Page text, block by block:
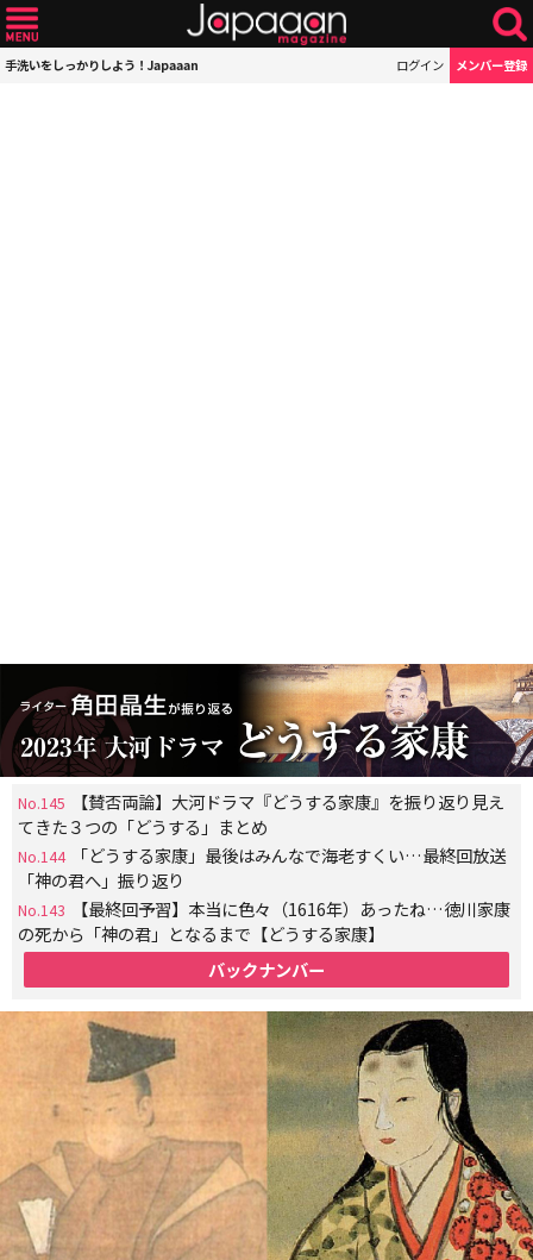
手洗いをしっかりしよう！Japaaan ログイン メンバー登録
No.145
【賛否両論】大河ドラマ『どうする家康』を振り返り見え
てきた３つの「どうする」まとめ
No.144
「どうする家康」最後はみんなで海老すくい…最終回放送
「神の君へ」振り返り
No.143
【最終回予習】本当に色々（1616年）あったね…徳川家康
の死から「神の君」となるまで【どうする家康】
バックナンバー